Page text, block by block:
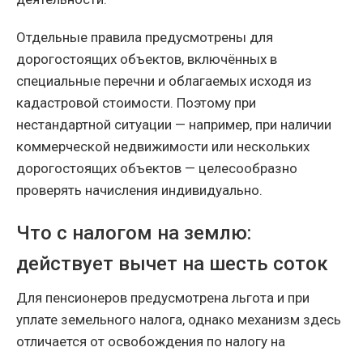
Отдельные правила предусмотрены для
дорогостоящих объектов, включённых в
специальные перечни и облагаемых исходя из
кадастровой стоимости. Поэтому при
нестандартной ситуации — например, при наличии
коммерческой недвижимости или нескольких
дорогостоящих объектов — целесообразно
проверять начисления индивидуально.
Что с налогом на землю:
действует вычет на шесть соток
Для пенсионеров предусмотрена льгота и при
уплате земельного налога, однако механизм здесь
отличается от освобождения по налогу на